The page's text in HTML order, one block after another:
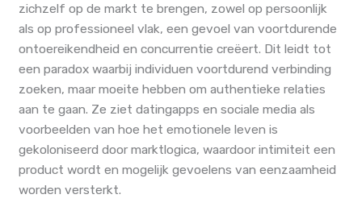
zichzelf op de markt te brengen, zowel op persoonlijk
als op professioneel vlak, een gevoel van voortdurende
ontoereikendheid en concurrentie creëert. Dit leidt tot
een paradox waarbij individuen voortdurend verbinding
zoeken, maar moeite hebben om authentieke relaties
aan te gaan. Ze ziet datingapps en sociale media als
voorbeelden van hoe het emotionele leven is
gekoloniseerd door marktlogica, waardoor intimiteit een
product wordt en mogelijk gevoelens van eenzaamheid
worden versterkt.